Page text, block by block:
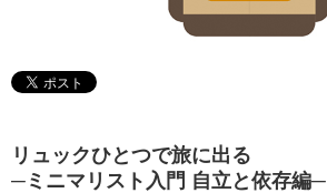
リュックひとつで旅に出る
─ミニマリスト入門 自立と依存編─